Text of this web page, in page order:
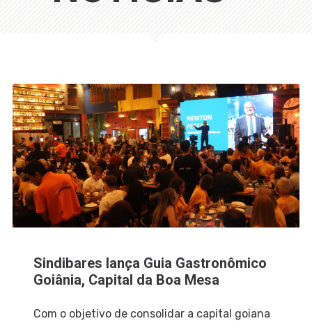
Sindibares lança Guia Gastronômico
Goiânia, Capital da Boa Mesa
Com o objetivo de consolidar a capital goiana